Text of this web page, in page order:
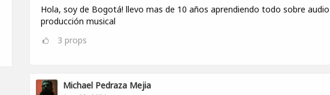
Hola, soy de Bogotá! llevo mas de 10 años aprendiendo todo sobre
producción musical
3 props
Michael Pedraza Mejia